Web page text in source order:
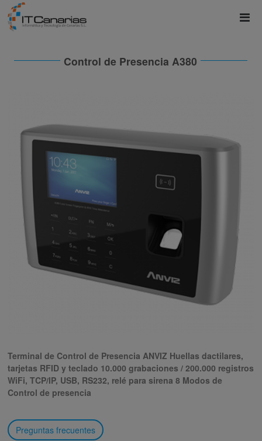
Control de Presencia A380
Terminal de Control de Presencia ANVIZ Huellas dactilares,
tarjetas RFID y teclado 10.000 grabaciones / 200.000 registros
WiFi, TCP/IP, USB, RS232, relé para sirena 8 Modos de
Control de presencia
Preguntas frecuentes